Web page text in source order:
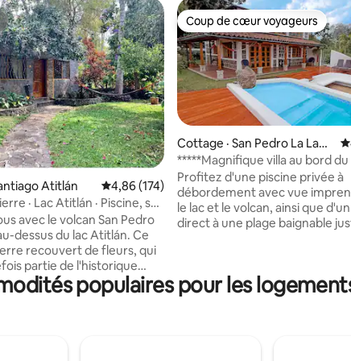
5, 117 commentaires
Atitlán Note moyenne de 4,86 sur 5, 174
4,86 (174)
· Lac Atitlán · Piscine, spa
avec le volcan San Pedro
dessus du lac Atitlán. Ce
recouvert de fleurs, qui
partie de l'historique
est situé dans un
fermé au bord d'un lac,
Coup de cœur voyageurs
Coup de cœur voyageurs
Cottage · San Pedro La Lagu
na
*****Magnifique villa au bord du
une plage confortable
Profitez d'une piscine privée à
débordement avec vue
le lac et le volcan, ainsi que
direct à une plage baignable
plus accueillante du lac, avec
magasins, des cafés, des
populaires pour les